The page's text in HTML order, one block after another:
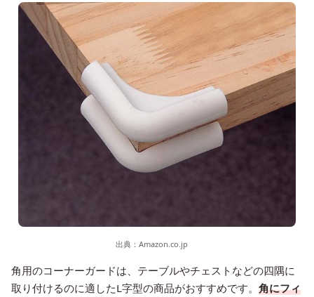
出典： Amazon.co.jp
角用のコーナーガードは、テーブルやチェストなどの四隅に
取り付けるのに適したL字型の商品がおすすめです。 角にフィ